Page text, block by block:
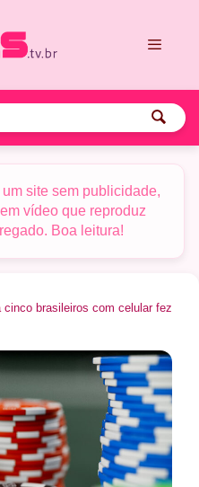
site sem publicidade,
vídeo que reproduz
Boa leitura!
cinco brasileiros com celular fez